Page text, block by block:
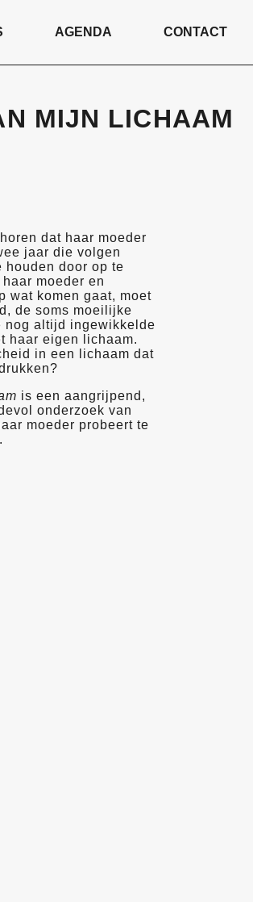
AGENDA CONTACT
MIJN LICHAAM
dat haar moeder
jaar die volgen
houden door op te
moeder en
wat komen gaat, moet
de soms moeilijke
nog altijd ingewikkelde
haar eigen lichaam.
in een lichaam dat
is een aangrijpend,
onderzoek van
moeder probeert te